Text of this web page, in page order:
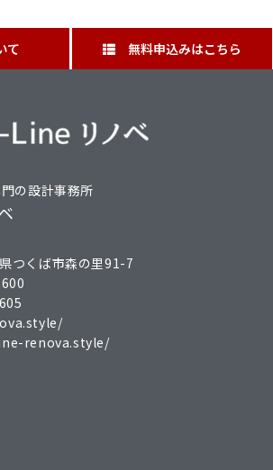
て 無料申込みはこちら
の設計事務所
つくば市森の里91-7
renova.style/